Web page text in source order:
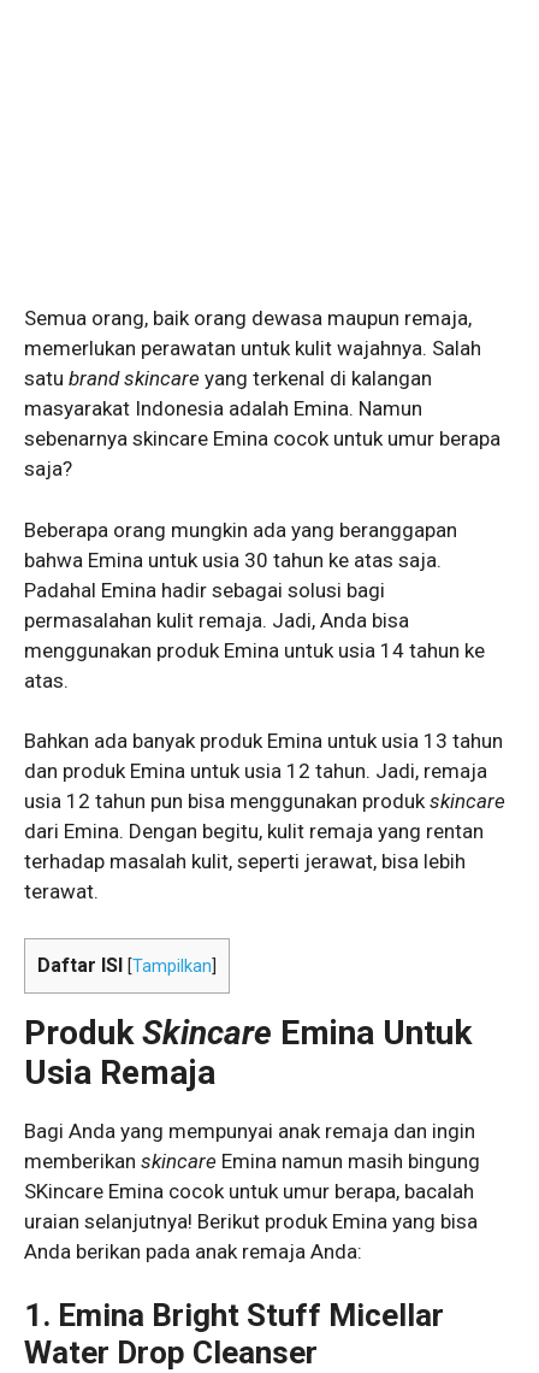
Semua orang, baik orang dewasa maupun remaja,
memerlukan perawatan untuk kulit wajahnya. Salah
satu brand skincare yang terkenal di kalangan
masyarakat Indonesia adalah Emina. Namun
sebenarnya skincare Emina cocok untuk umur berapa
saja?
Beberapa orang mungkin ada yang beranggapan
bahwa Emina untuk usia 30 tahun ke atas saja.
Padahal Emina hadir sebagai solusi bagi
permasalahan kulit remaja. Jadi, Anda bisa
menggunakan produk Emina untuk usia 14 tahun ke
atas.
Bahkan ada banyak produk Emina untuk usia 13 tahun
dan produk Emina untuk usia 12 tahun. Jadi, remaja
usia 12 tahun pun bisa menggunakan produkskincare
dari Emina. Dengan begitu, kulit remaja yang rentan
terhadap masalah kulit, seperti jerawat, bisa lebih
terawat.
Daftar ISI [Tampilkan
ProdukSkincare Emina Untuk
Usia Remaja
Bagi Anda yang mempunyai anak remaja dan ingin
memberikan skincare Emina namun masih bingung
SKincare Emina cocok untuk umur berapa, bacalah
uraian selanjutnya! Berikut produk Emina yang bisa
Anda berikan pada anak remaja Anda:
1. Emina Bright Stuff Micellar
Water Drop Cleanser